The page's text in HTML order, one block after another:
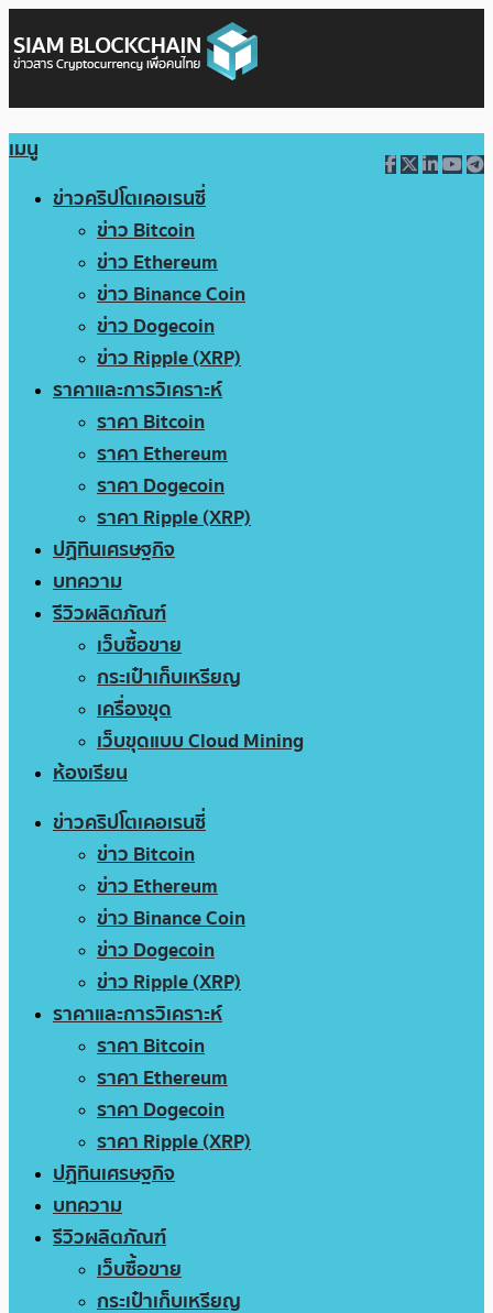
เมนู
ข่าวคริปโตเคอเรนซี่
ข่าว Bitcoin
ข่าว Ethereum
ข่าว Binance Coin
ข่าว Dogecoin
ข่าว Ripple (XRP)
ราคาและการวิเคราะห์
ราคา Bitcoin
ราคา Ethereum
ราคา Dogecoin
ราคา Ripple (XRP)
ปฏิทินเศรษฐกิจ
บทความ
รีวิวผลิตภัณฑ์
เว็บซื้อขาย
กระเป๋าเก็บเหรียญ
เครื่องขุด
เว็บขุดแบบ Cloud Mining
ห้องเรียน
ข่าวคริปโตเคอเรนซี่
ข่าว Bitcoin
ข่าว Ethereum
ข่าว Binance Coin
ข่าว Dogecoin
ข่าว Ripple (XRP)
ราคาและการวิเคราะห์
ราคา Bitcoin
ราคา Ethereum
ราคา Dogecoin
ราคา Ripple (XRP)
ปฏิทินเศรษฐกิจ
บทความ
รีวิวผลิตภัณฑ์
เว็บซื้อขาย
กระเป๋าเก็บเหรียญ